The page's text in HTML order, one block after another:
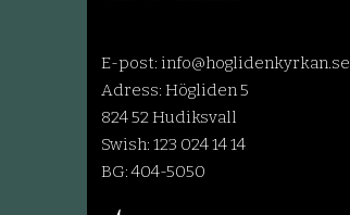
E-post: info@hoglidenkyrkan.se
Adress: Högliden 5
824 52 Hudiksvall
Swish: 123 024 14 14
BG: 404-5050